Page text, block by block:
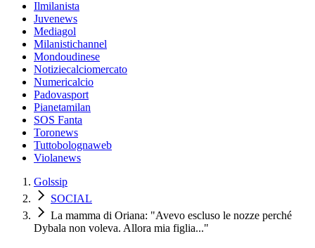
Ilmilanista
Juvenews
Mediagol
Milanistichannel
Mondoudinese
Notiziecalciomercato
Numericalcio
Padovasport
Pianetamilan
SOS Fanta
Toronews
Tuttobolognaweb
Violanews
Golssip
SOCIAL
La mamma di Oriana: "Avevo escluso le nozze perché
Dybala non voleva. Allora mia figlia..."